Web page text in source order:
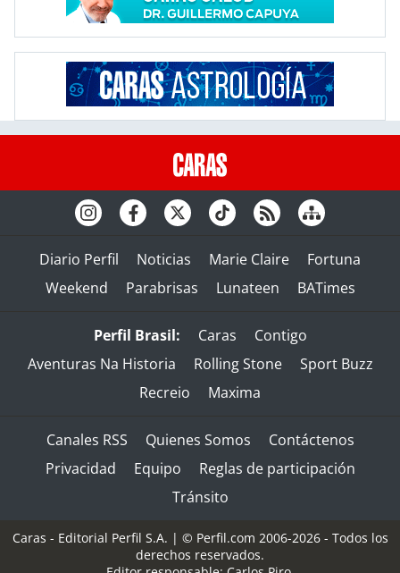
Diario Perfil Noticias Marie Claire
Fortuna
Weekend
Parabrisas Lunateen BATimes
Perfil Brasil: Caras
Contigo
Aventuras Na Historia
Rolling Stone
Sport Buzz
Recreio
Maxima
Canales RSS Quienes Somos
Contáctenos
Privacidad
Equipo
Reglas de participación
Tránsito
Caras - Editorial Perfil S.A. | © Perfil.com 2006-2026 - Todos los
derechos reservados.